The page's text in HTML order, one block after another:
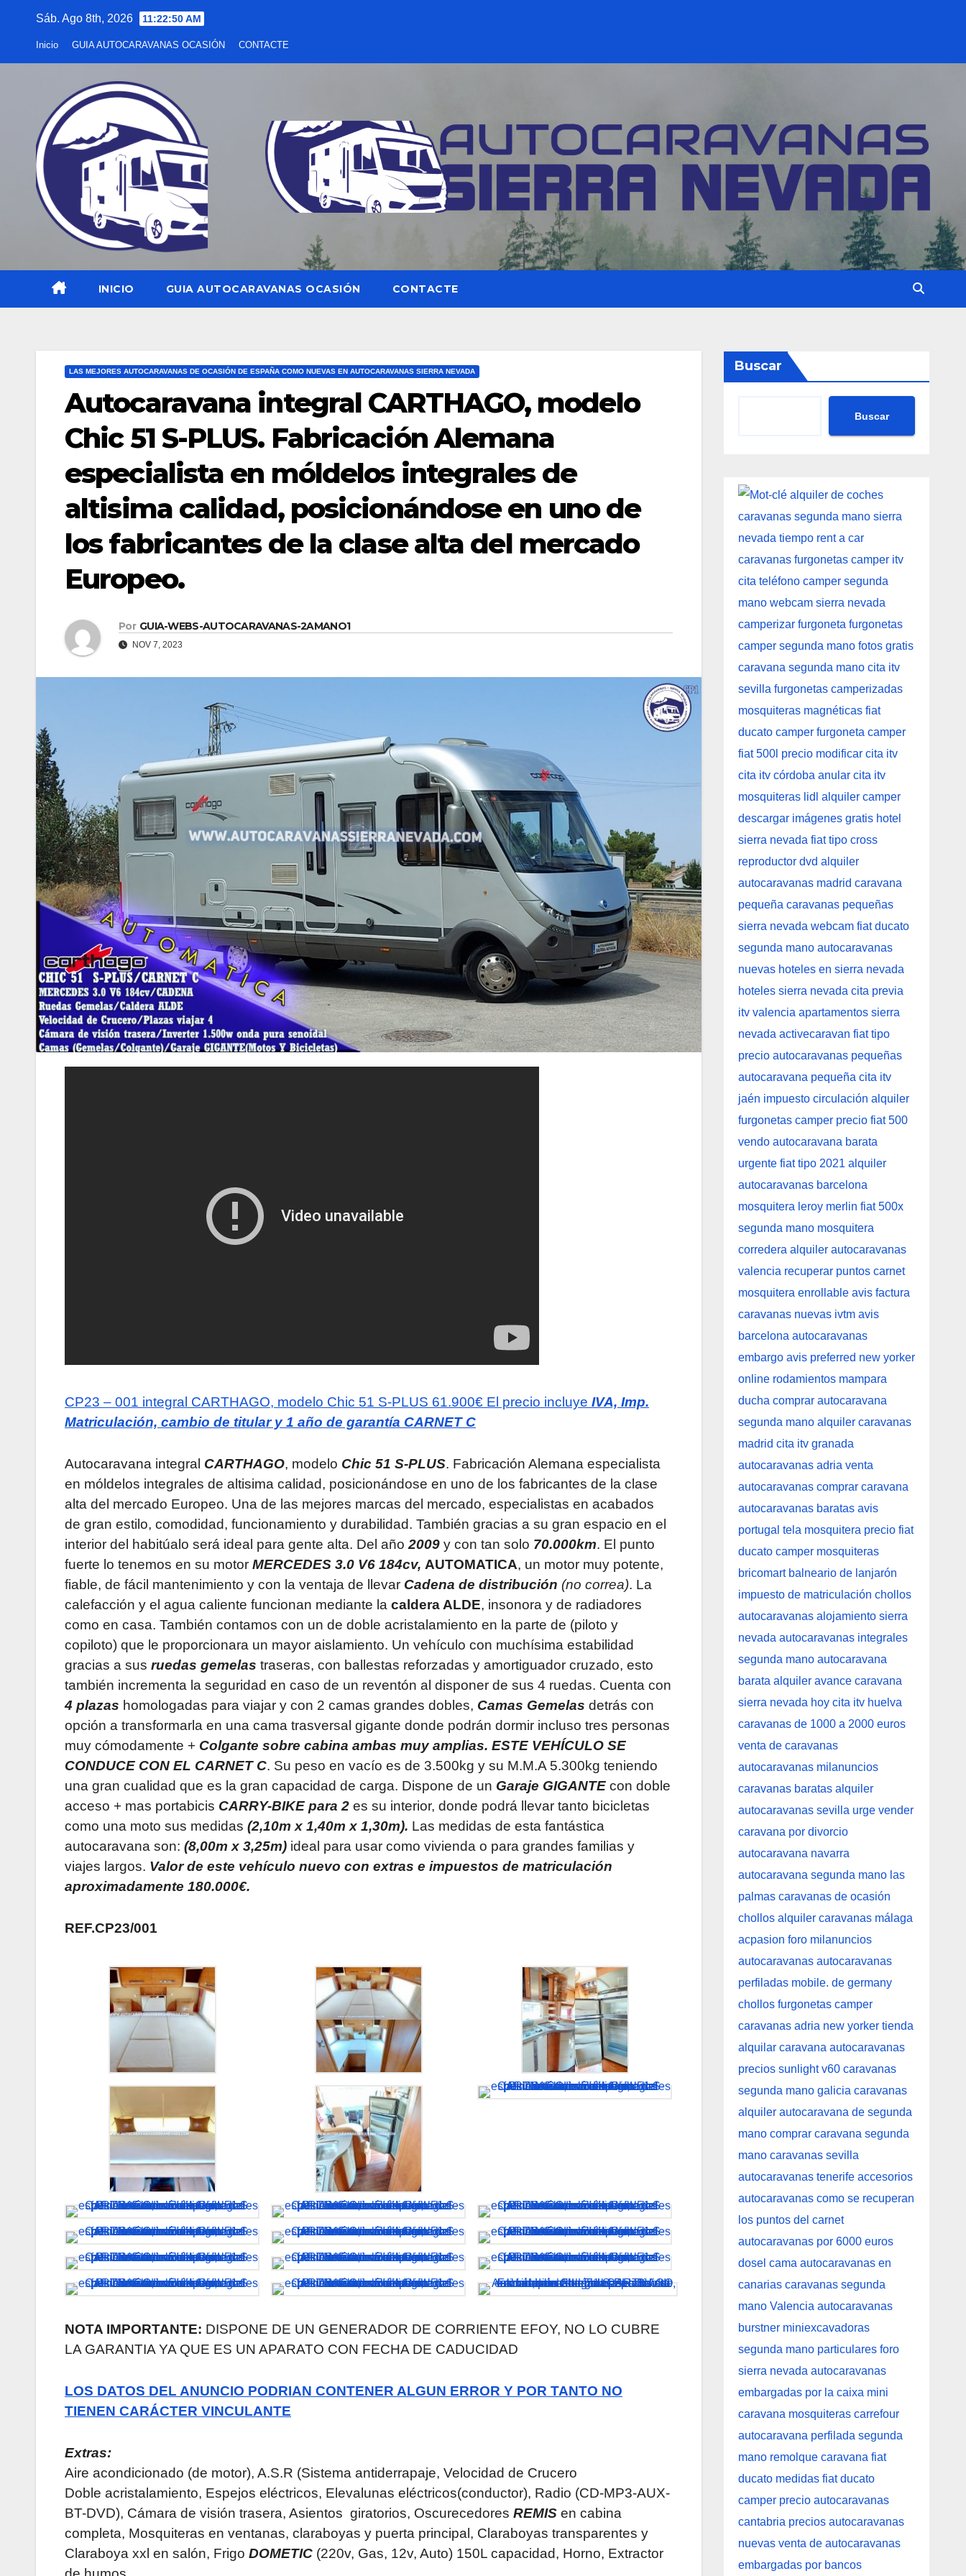
Sáb. Ago 8th, 2026 11:22:51 AM
Inicio GUIA AUTOCARAVANAS OCASIÓN CONTACTE
INICIO GUIA AUTOCARAVANAS OCASIÓN CONTACTE
LAS MEJORES AUTOCARAVANAS DE OCASIÓN DE ESPAÑA COMO NUEVAS EN AUTOCARAVANAS SIERRA NEVADA
Autocaravana integral CARTHAGO, modelo
Chic 51 S-PLUS. Fabricación Alemana
especialista en móldelos integrales de
altisima calidad, posicionándose en uno de
los fabricantes de la clase alta del mercado
Europeo.
Por GUIA-WEBS-AUTOCARAVANAS-2AMANO1
NOV 7, 2023
CP23 – 001 integral CARTHAGO, modelo Chic 51 S-PLUS 61.900€ El precio incluye IVA, Imp.
Matriculación, cambio de titular y 1 año de garantía CARNET C
Autocaravana integral CARTHAGO, modelo Chic 51 S-PLUS. Fabricación Alemana especialista
en móldelos integrales de altisima calidad, posicionándose en uno de los fabricantes de la clase
alta del mercado Europeo. Una de las mejores marcas del mercado, especialistas en acabados
de gran estilo, comodidad, funcionamiento y durabilidad. También gracias a su gran espacio en el
interior del habitúalo será ideal para gente alta. Del año 2009 y con tan solo 70.000km. El punto
fuerte lo tenemos en su motor MERCEDES 3.0 V6 184cv, AUTOMATICA, un motor muy potente,
fiable, de fácil mantenimiento y con la ventaja de llevar Cadena de distribución (no correa). La
calefacción y el agua caliente funcionan mediante la caldera ALDE, insonora y de radiadores
como en casa. También contamos con un de doble acristalamiento en la parte de (piloto y
copiloto) que le proporcionara un mayor aislamiento. Un vehículo con muchísima estabilidad
gracias a sus ruedas gemelas traseras, con ballestas reforzadas y amortiguador cruzado, esto
también incrementa la seguridad en caso de un reventón al disponer de sus 4 ruedas. Cuenta con
4 plazas homologadas para viajar y con 2 camas grandes dobles, Camas Gemelas detrás con
opción a transformarla en una cama trasversal gigante donde podrán dormir incluso tres personas
muy cómodamente + Colgante sobre cabina ambas muy amplias. ESTE VEHÍCULO SE
CONDUCE CON EL CARNET C. Su peso en vacío es de 3.500kg y su M.M.A 5.300kg teniendo
una gran cualidad que es la gran capacidad de carga. Dispone de un Garaje GIGANTE con doble
acceso + mas portabicis CARRY-BIKE para 2 es su interior, donde podrá llevar tanto bicicletas
como una moto sus medidas (2,10m x 1,40m x 1,30m). Las medidas de esta fantástica
autocaravana son: (8,00m x 3,25m) ideal para usar como vivienda o para grandes familias y
viajes largos. Valor de este vehículo nuevo con extras e impuestos de matriculación
aproximadamente 180.000€.
REF.CP23/001
NOTA IMPORTANTE: DISPONE DE UN GENERADOR DE CORRIENTE EFOY, NO LO CUBRE
LA GARANTIA YA QUE ES UN APARATO CON FECHA DE CADUCIDAD
LOS DATOS DEL ANUNCIO PODRIAN CONTENER ALGUN ERROR Y POR TANTO NO
TIENEN CARÁCTER VINCULANTE
Extras:
Aire acondicionado (de motor), A.S.R (Sistema antiderrapaje, Velocidad de Crucero
Doble acristalamiento, Espejos eléctricos, Elevalunas eléctricos(conductor), Radio (CD-MP3-AUX-
BT-DVD), Cámara de visión trasera, Asientos giratorios, Oscurecedores REMIS en cabina
completa, Mosquiteras en ventanas, claraboyas y puerta principal, Claraboyas transparentes y
Claraboya xxl en salón, Frigo DOMETIC (220v, Gas, 12v, Auto) 150L capacidad, Horno, Extractor
Buscar
Buscar